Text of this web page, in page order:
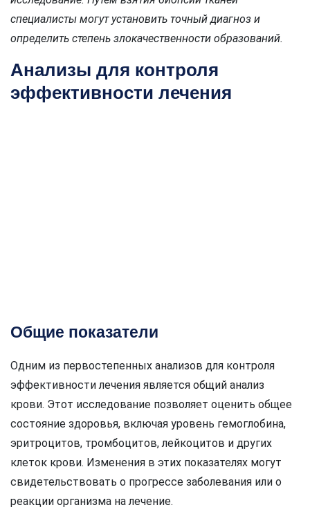
специалисты могут установить точный диагноз и
определить степень злокачественности образований.
Анализы для контроля
эффективности лечения
Общие показатели
Одним из первостепенных анализов для контроля
эффективности лечения является общий анализ
крови. Этот исследование позволяет оценить общее
состояние здоровья, включая уровень гемоглобина,
эритроцитов, тромбоцитов, лейкоцитов и других
клеток крови. Изменения в этих показателях могут
свидетельствовать о прогрессе заболевания или о
реакции организма на лечение.